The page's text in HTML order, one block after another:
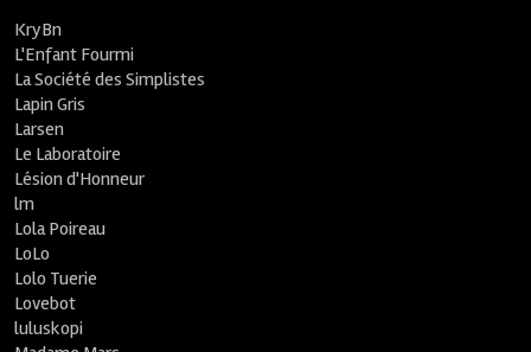
KryBn
L'Enfant Fourmi
La Société des Simplistes
Lapin Gris
Larsen
Le Laboratoire
Lésion d'Honneur
lm
Lola Poireau
LoLo
Lolo Tuerie
Lovebot
luluskopi